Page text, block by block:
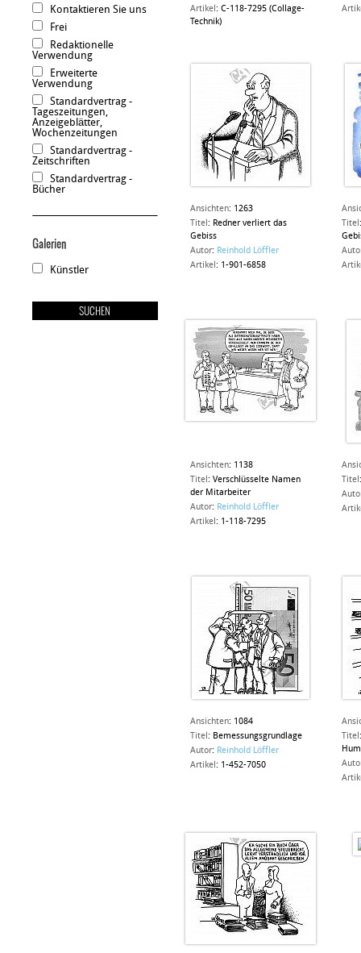
Kontaktieren Sie uns
Frei
Redaktionelle
Verwendung
Erweiterte
Verwendung
Standardvertrag -
Tageszeitungen,
Anzeigeblätter,
Wochenzeitungen
Standardvertrag -
Zeitschriften
Standardvertrag -
Bücher
Galerien
Künstler
Artikel : C-118-7295 (Collage-
Technik)
Ansichten: 1263
Titel : Redner verliert das
Gebiss
Autor: Reinhold Löffler
Artikel : 1-901-6858
Titel
Ansichten: 1138
Titel : Verschlüsselte Namen
der Mitarbeiter
Autor: Reinhold Löffler
Artikel : 1-118-7295
Titel
Ansichten: 1084
Titel : Bemessungsgrundlage
Autor: Reinhold Löffler
Artikel : 1-452-7050
Titel